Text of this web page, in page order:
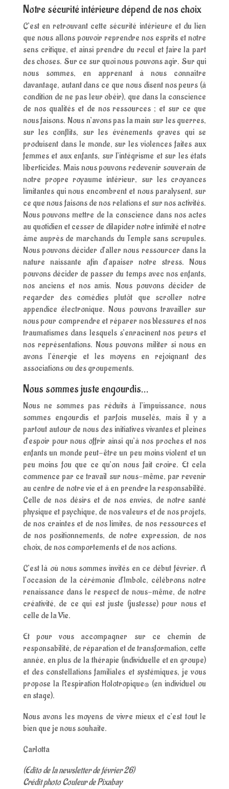
Notre sécurité intérieure dépend de nos choix
C’est en retrouvant cette sécurité intérieure et du lien
que nous allons pouvoir reprendre nos esprits et notre
sens critique, et ainsi prendre du recul et faire la part
des choses. Sur ce sur quoi nous pouvons agir. Sur qui
nous sommes, en apprenant à nous connaître
davantage, autant dans ce que nous disent nos peurs (à
condition de ne pas leur obéir), que dans la conscience
de nos qualités et de nos ressources ; et sur ce que
nous faisons. Nous n’avons pas la main sur les guerres,
sur les conflits, sur les événements graves qui se
produisent dans le monde, sur les violences faites aux
femmes et aux enfants, sur l’intégrisme et sur les états
liberticides. Mais nous pouvons redevenir souverain de
notre propre royaume intérieur, sur les croyances
limitantes qui nous encombrent et nous paralysent, sur
ce que nous faisons de nos relations et sur nos activités.
Nous pouvons mettre de la conscience dans nos actes
au quotidien et cesser de dilapider notre intimité et notre
âme auprès de marchands du Temple sans scrupules.
Nous pouvons décider d’aller nous ressourcer dans la
nature naissante afin d’apaiser notre stress. Nous
pouvons décider de passer du temps avec nos enfants,
nos anciens et nos amis. Nous pouvons décider de
regarder des comédies plutôt que scroller notre
appendice électronique. Nous pouvons travailler sur
nous pour comprendre et réparer nos blessures et nos
traumatismes dans lesquels s’enracinent nos peurs et
nos représentations. Nous pouvons militer si nous en
avons l’énergie et les moyens en rejoignant des
associations ou des groupements.
Nous sommes juste engourdis…
Nous ne sommes pas réduits à l’impuissance, nous
sommes engourdis et parfois muselés, mais il y a
partout autour de nous des initiatives vivantes et pleines
d’espoir pour nous offrir ainsi qu’à nos proches et nos
enfants un monde peut-être un peu moins violent et un
peu moins fou que ce qu’on nous fait croire. Et cela
commence par ce travail sur nous-même, par revenir
au centre de notre vie et à en prendre la responsabilité.
Celle de nos désirs et de nos envies, de notre santé
physique et psychique, de nos valeurs et de nos projets,
de nos craintes et de nos limites, de nos ressources et
de nos positionnements, de notre expression, de nos
choix, de nos comportements et de nos actions.
C’est là où nous sommes invités en ce début février. A
l’occasion de la cérémonie d’Imbolc, célébrons notre
renaissance dans le respect de nous-même, de notre
créativité, de ce qui est juste (justesse) pour nous et
celle de la Vie.
Et pour vous accompagner sur ce chemin de
responsabilité, de réparation et de transformation, cette
année, en plus de la thérapie (individuelle et en groupe)
et des constellations familiales et systémiques, je vous
propose la Respiration Holotropique® (en individuel ou
en stage).
Nous avons les moyens de vivre mieux et c’est tout le
bien que je nous souhaite.
Carlotta
(Edito de la newsletter de février 26)
Crédit photo Couleur de Pixabay